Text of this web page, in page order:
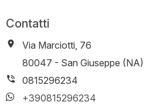
Contatti
Via Marciotti, 76
-
80047 - San Giuseppe (NA)
0815296234
+390815296234